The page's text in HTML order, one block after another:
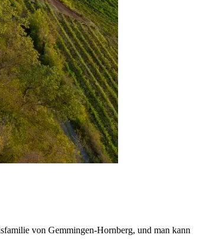
von Gemmingen-Hornberg, und man kann